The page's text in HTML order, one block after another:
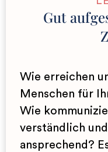
Gut
Wie erreichen
Menschen für
Wie
verständlich
ansprechend?